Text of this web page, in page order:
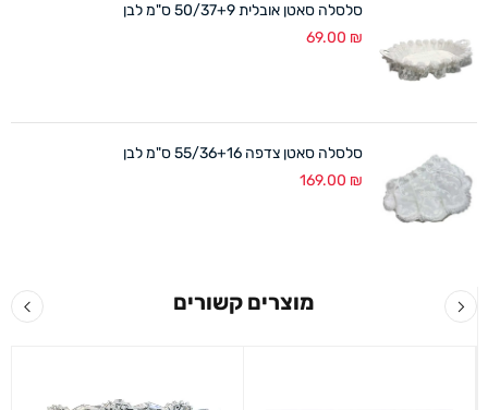
סלסלה סאטן אובלית 50/37+9 ס"מ לבן
69.00 ₪
סלסלה סאטן צדפה 55/36+16 ס"מ לבן
169.00 ₪
מוצרים קשורים